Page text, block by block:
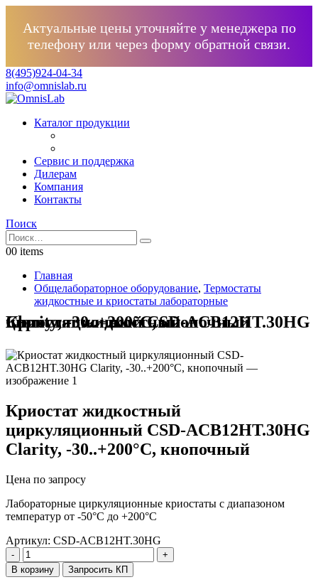
Актуальные цены уточняйте у менеджера по
телефону или через форму обратной связи.
8(495)924-04-34
info@omnislab.ru
Каталог продукции
Сервис и поддержка
Дилерам
Компания
Контакты
Поиск
00 items
Главная
Общелабораторное оборудование, Термостаты
жидкостные и криостаты лабораторные
Криостат жидкостный циркуляционный CSD-ACB12HT.30HG Clarity, -30..+200°С, кнопочный
Криостат жидкостный
циркуляционный CSD-ACB12HT.30HG
Clarity, -30..+200°С, кнопочный
Цена по запросу
Лабораторные циркуляционные криостаты с диапазоном
температур от -50°С до +200°С
Артикул: CSD-ACB12HT.30HG
-
+
В корзину
Запросить КП